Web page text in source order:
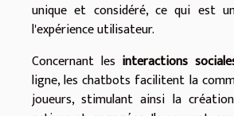
unique et considéré, ce qui est
l'expérience utilisateur.
Concernant les interactions
ligne, les chatbots facilitent la
joueurs, stimulant ainsi la